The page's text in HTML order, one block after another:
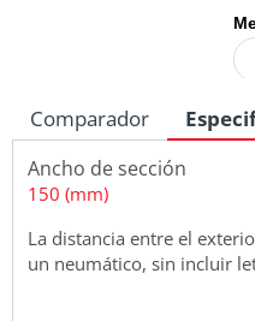
Comparador
Ancho de sección
150 (mm)
La distancia entre el
un neumático, sin incluir